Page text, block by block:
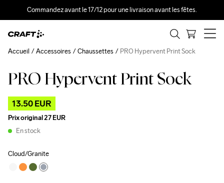
Commandez avant le 17/12 pour une livraison avant les fêtes.
PRO Hypervent Print Sock
13.50 EUR
Prix original27 EUR
En stock
Cloud/Granite
Accueil Accessoires Chaussettes PRO Hypervent Print Sock
Outlet